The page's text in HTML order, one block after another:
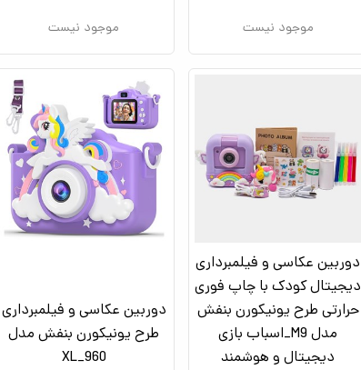
موجود نیست موجود نیست
دوربین عکاسی و فیلمبرداری
دیجیتال کودک با چاپ فوری
حرارتی طرح یونیکورن بنفش
مدل M9_اسباب بازی
دیجیتال و هوشمند
دوربین عکاسی و فیلمبرداری
طرح یونیکورن بنفش مدل
XL_960